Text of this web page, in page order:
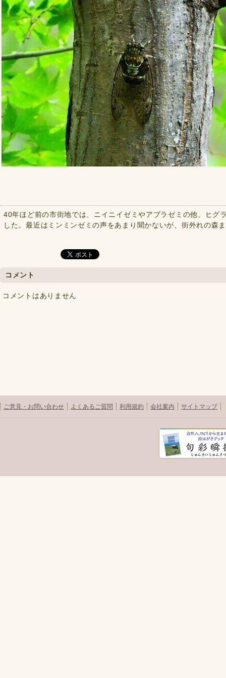
40年ほど前の市街地では、ニイニイゼミやアブラゼミの他、ヒグ
した。最近はミンミンゼミの声をあまり聞かないが、街外れの森
コメント
コメントはありません
ご意見・お問い合わせ よくあるご質問 利用規約 会社案内 サイトマップ